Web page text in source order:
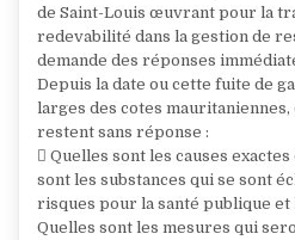
de Saint-Louis œuvrant pour la
redevabilité dans la gestion de
demande des réponses
Depuis la date ou cette fuite de
larges des cotes
restent sans réponse :
 Quelles sont les causes
sont les substances qui se sont
risques pour la santé publique et
Quelles sont les mesures qui